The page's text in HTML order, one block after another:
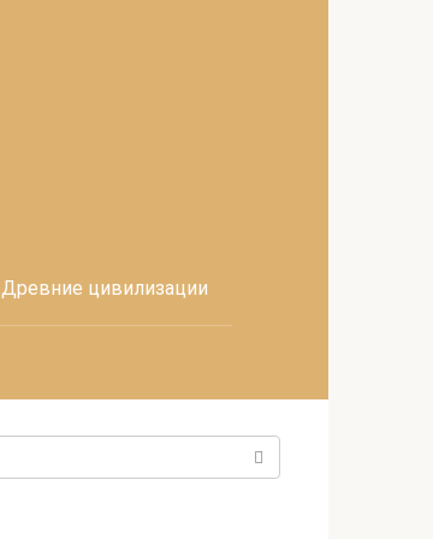
Древние цивилизации